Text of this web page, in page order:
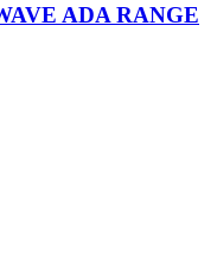
ADA RANGE